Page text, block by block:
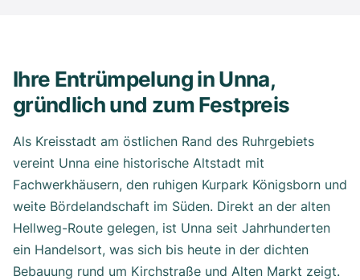
Ihre Entrümpelung in Unna,
gründlich und zum Festpreis
Als Kreisstadt am östlichen Rand des Ruhrgebiets
vereint Unna eine historische Altstadt mit
Fachwerkhäusern, den ruhigen Kurpark Königsborn und
weite Bördelandschaft im Süden. Direkt an der alten
Hellweg-Route gelegen, ist Unna seit Jahrhunderten
ein Handelsort, was sich bis heute in der dichten
Bebauung rund um Kirchstraße und Alten Markt zeigt.